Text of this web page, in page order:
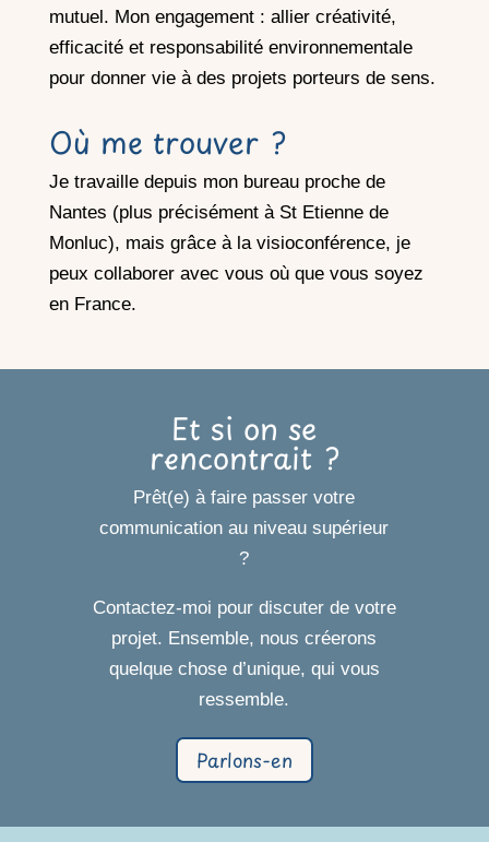
mutuel. Mon engagement : allier créativité,
efficacité et responsabilité environnementale
pour donner vie à des projets porteurs de sens.
Où me trouver ?
Je travaille depuis mon bureau proche de
Nantes (plus précisément à St Etienne de
Monluc), mais grâce à la visioconférence, je
peux collaborer avec vous où que vous soyez
en France.
Et si on se
rencontrait ?
Prêt(e) à faire passer votre
communication au niveau supérieur
?
Contactez-moi pour discuter de votre
projet. Ensemble, nous créerons
quelque chose d’unique, qui vous
ressemble.
Parlons-en